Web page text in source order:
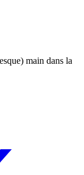
main dans la